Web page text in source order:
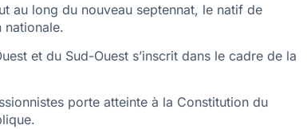
au long du nouveau septennat, le natif de
nationale.
et du Sud-Ouest s’inscrit dans le cadre de la
porte atteinte à la Constitution du